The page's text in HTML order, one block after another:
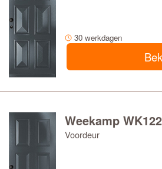
30 werkdagen
Weekamp
Voordeur